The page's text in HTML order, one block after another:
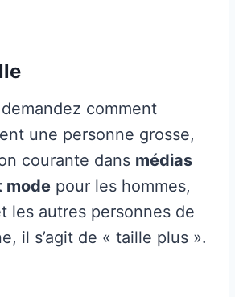
comment
une personne grosse,
courante dans médias
mode pour les hommes,
les autres personnes de
il s’agit de « taille plus ».